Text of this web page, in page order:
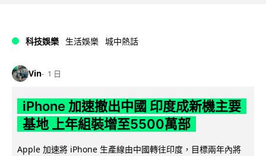
科技娛樂 生活娛樂 城中熱話
Vin 1 日
iPhone 加速撤出中國 印度成新機主要
基地 上年組裝增至5500萬部
Apple 加速將 iPhone 生產線由中國轉往印度，目標兩年內將